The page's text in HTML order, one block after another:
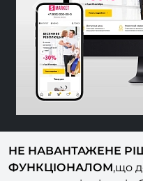
Previous
НЕ НАВАНТАЖЕНЕ